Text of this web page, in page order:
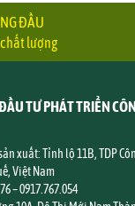
ĐẦU
lượng
TƯ PHÁT TRIỂN
xuất: Tỉnh lộ 11B, TDP
Việt Nam
– 0917.767.054